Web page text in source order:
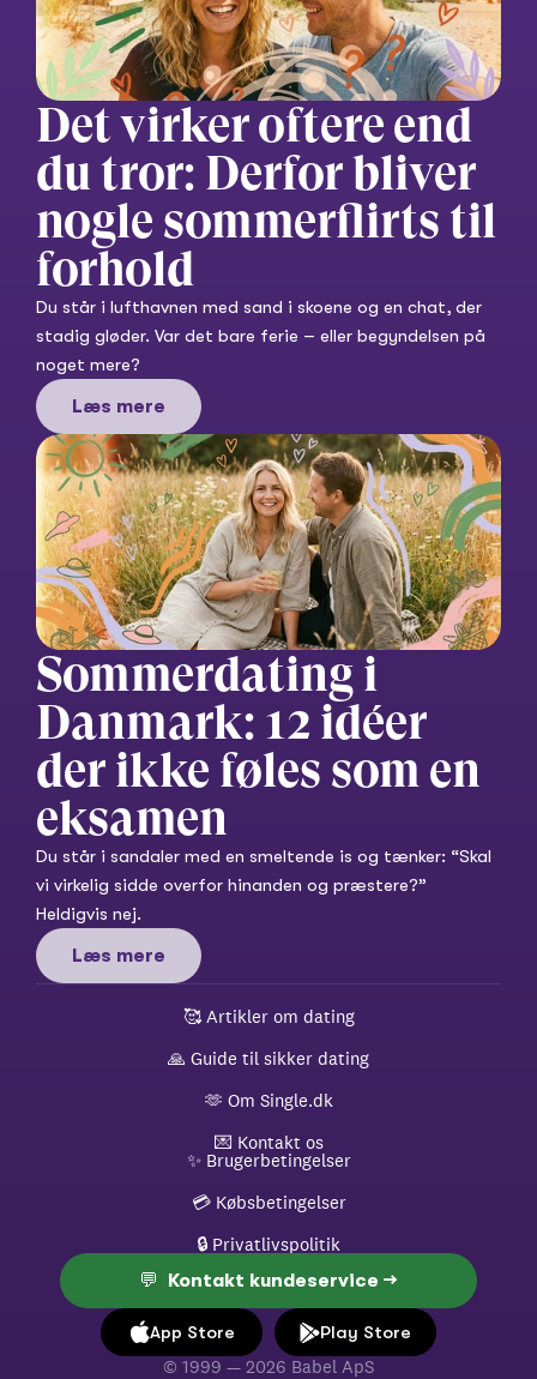
Det virker oftere end
du tror: Derfor bliver
nogle sommerflirts til
forhold
Du står i lufthavnen med sand i skoene og en chat, der
stadig gløder. Var det bare ferie – eller begyndelsen på
noget mere?
Læs mere
Sommerdating i
Danmark: 12 idéer
der ikke føles som en
eksamen
Du står i sandaler med en smeltende is og tænker: “Skal
vi virkelig sidde overfor hinanden og præstere?”
Heldigvis nej.
Læs mere
🥰 Artikler om dating
🙏 Guide til sikker dating
🫶 Om Single.dk
💌 Kontakt os
✨ Brugerbetingelser
💳 Købsbetingelser
🔒 Privatlivspolitik
💬  Kontakt kundeservice →
App Store Play Store
© 1999 — 2026 Babel ApS